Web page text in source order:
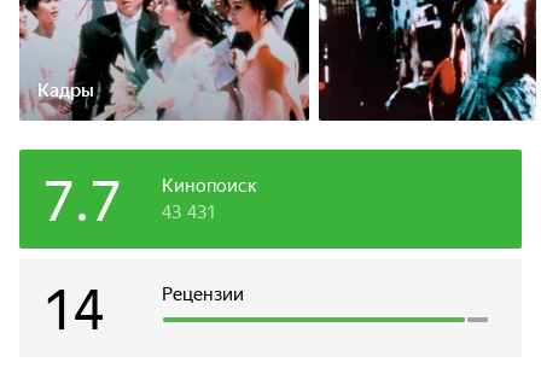
Кадры
Кинопоиск
7.7 43 431
Рецензии
14